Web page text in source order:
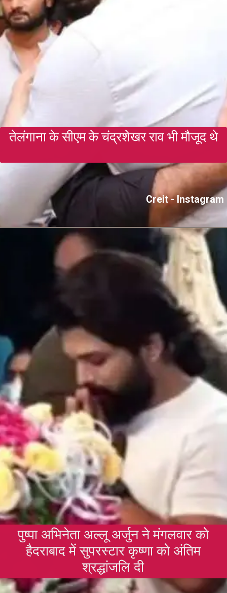
तेलंगाना के सीएम के चंद्रशेखर राव भी मौजूद थे
Creit - Instagram
पुष्पा अभिनेता अल्लू अर्जुन ने मंगलवार को
हैदराबाद में सुपरस्टार कृष्णा को अंतिम
श्रद्धांजलि दी